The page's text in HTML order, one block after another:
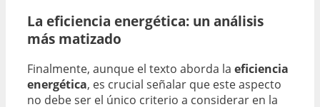
La eficiencia energética: un análisis
más matizado
Finalmente, aunque el texto aborda la eficiencia
energética, es crucial señalar que este aspecto
no debe ser el único criterio a considerar en la